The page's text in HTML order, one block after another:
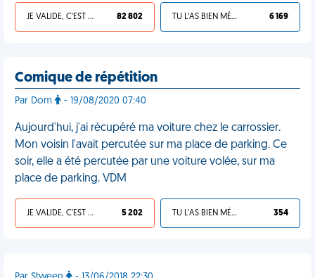
JE VALIDE, C'EST UNE VDM 82 802 TU L'AS BIEN MÉRITÉ 6 169
Comique de répétition
Par Dom - 19/08/2020 07:40
Aujourd'hui, j'ai récupéré ma voiture chez le carrossier.
Mon voisin l'avait percutée sur ma place de parking. Ce
soir, elle a été percutée par une voiture volée, sur ma
place de parking. VDM
JE VALIDE, C'EST UNE VDM 5 202 TU L'AS BIEN MÉRITÉ 354